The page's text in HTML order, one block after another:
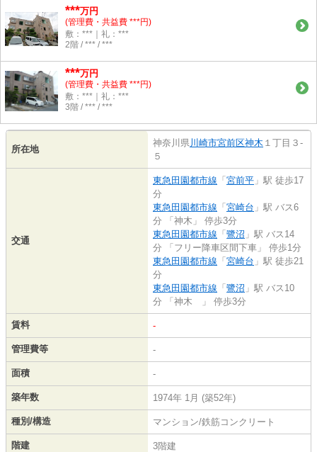
***万円
(管理費・共益費 ***円)
敷：***｜礼：***
2階 / *** / ***
***万円
(管理費・共益費 ***円)
敷：***｜礼：***
3階 / *** / ***
所在地
神奈川県川崎市宮前区神木 １丁目３-
５
交通
東急田園都市線 「 宮前平 」駅 徒歩17
分
東急田園都市線 「 宮崎台 」駅 バス6
分 「神木」 停歩3分
東急田園都市線 「 鷺沼 」駅 バス14
分 「フリー降車区間下車」 停歩1分
東急田園都市線 「 宮崎台 」駅 徒歩21
分
東急田園都市線 「 鷺沼 」駅 バス10
分 「神木 」 停歩3分
賃料 -
管理費等 -
面積 -
築年数 1974年 1月 (築52年)
種別/構造 マンション/鉄筋コンクリート
階建 3階建